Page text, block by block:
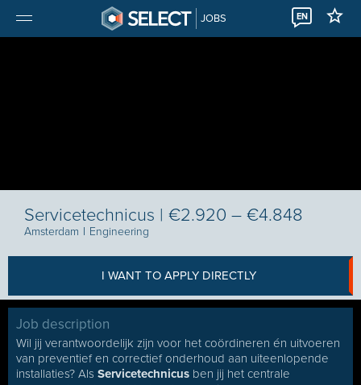
JOBS EN
Servicetechnicus | €2.920 – €4.848
Amsterdam I Engineering
I WANT TO APPLY DIRECTLY
Job description
Wil jij verantwoordelijk zijn voor het coördineren én uitvoeren
van preventief en correctief onderhoud aan uiteenlopende
installaties? Als Servicetechnicus ben jij het centrale